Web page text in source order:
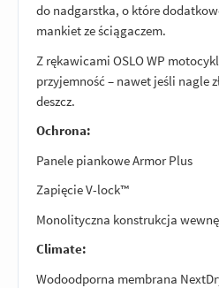
do nadgarstka, o które
mankiet ze ściągaczem.
Z rękawicami OSLO WP
przyjemność – nawet jeśli nagle
deszcz.
Ochrona:
Panele piankowe Armor Plus
Zapięcie V-lock™
Monolityczna konstrukcja
Climate:
Wodoodporna membrana